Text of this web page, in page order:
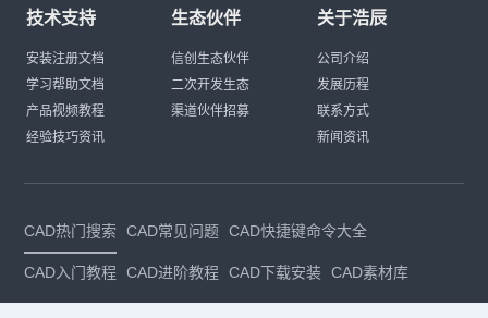
技术支持
安装注册文档
学习帮助文档
产品视频教程
经验技巧资讯
生态伙伴
信创生态伙伴
二次开发生态
渠道伙伴招募
关于浩辰
公司介绍
发展历程
联系方式
新闻资讯
CAD热门搜索 CAD常见问题 CAD快捷键命令大全
CAD入门教程 CAD进阶教程 CAD下载安装 CAD素材库